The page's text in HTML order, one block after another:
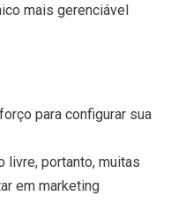
mais gerenciável
para configurar sua
livre, portanto, muitas
em marketing